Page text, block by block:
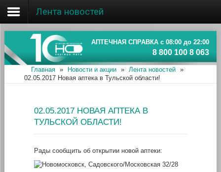
Главная
Об ассоциации
Наши аптеки
Информация
Лента новостей
АПТЕЧНАЯ СПРАВКА с 08:00 до 22:00
8 800 100 8 063
Главная » Новости и акции » Лента новостей
»
02.05.2017 Новая аптека в Тульской области!
02.05.2017 НОВАЯ АПТЕКА В
ТУЛЬСКОЙ ОБЛАСТИ!
Рады сообщить об открытии новой аптеки: